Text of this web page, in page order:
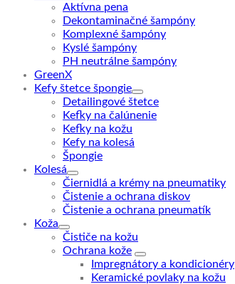
Aktívna pena
Dekontaminačné šampóny
Komplexné šampóny
Kyslé šampóny
PH neutrálne šampóny
GreenX
Kefy štetce špongie
Detailingové štetce
Kefky na čalúnenie
Kefky na kožu
Kefy na kolesá
Špongie
Kolesá
Čiernidlá a krémy na pneumatiky
Čistenie a ochrana diskov
Čistenie a ochrana pneumatík
Koža
Čističe na kožu
Ochrana kože
Impregnátory a kondicionéry
Keramické povlaky na kožu